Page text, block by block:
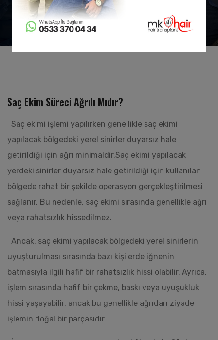
Saç Ekim Süreci Ağrılı Mıdır?
Saç ekimi işlemi yapılırken genellikle saç ekimi
yapılacak bölgedeki yerel sinirler duyarsız hale
getirildiği için ağrı minimaldir.Saç ekimi yapılacak
yerdeki sinirler duyarsız hale getirildiği için kullanılan
bölgede rahat bir şekilde operasyon gerçekleştirilmesi
sağlanır. Bu nedenle, saç ekimi sırasında genellikle ağrı
veya rahatsızlık hissedilmez.
Ancak, saç ekimi yapılacak bölgedeki yerel sinirlerin
uyuşturulması sırasında bazı kişilerde iğnenin
batmasıyla ilgili hafif bir rahatsızlık hissi olabilir. Ayrıca,
işlem sırasında hafif bir çekme, baskı veya uyuşukluk
hissi yaşayabilir, ancak bu genellikle ağrıdan ziyade
işlemin doğal bir parçasıdır.